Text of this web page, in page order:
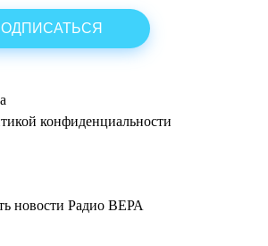
конфиденциальности
новости Радио ВЕРА